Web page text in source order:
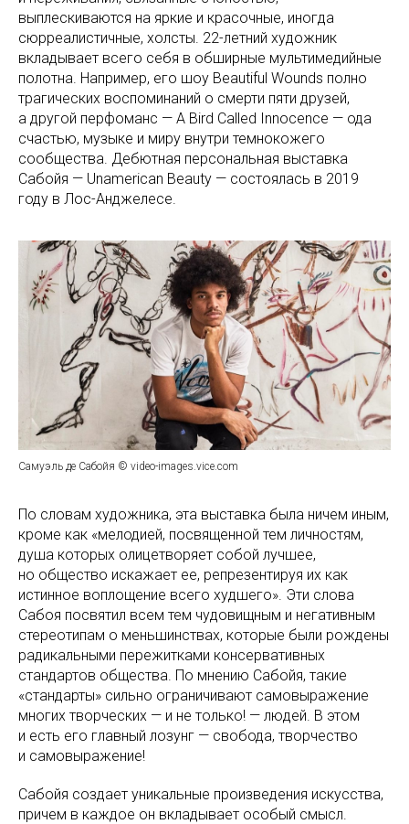
выплескиваются на яркие и красочные, иногда
сюрреалистичные, холсты. 22-летний художник
вкладывает всего себя в обширные мультимедийные
полотна. Например, его шоу Beautiful Wounds полно
трагических воспоминаний о смерти пяти друзей,
а другой перфоманс — A Bird Called Innocence — ода
счастью, музыке и миру внутри темнокожего
сообщества. Дебютная персональная выставка
Сабойя — Unamerican Beauty — состоялась в 2019
году в Лос-Анджелесе.
Самуэль де Сабойя © video-images.vice.com
По словам художника, эта выставка была ничем иным,
кроме как «мелодией, посвященной тем личностям,
душа которых олицетворяет собой лучшее,
но общество искажает ее, репрезентируя их как
истинное воплощение всего худшего». Эти слова
Сабоя посвятил всем тем чудовищным и негативным
стереотипам о меньшинствах, которые были рождены
радикальными пережитками консервативных
стандартов общества. По мнению Сабойя, такие
«стандарты» сильно ограничивают самовыражение
многих творческих — и не только! — людей. В этом
и есть его главный лозунг — свобода, творчество
и самовыражение!
Сабойя создает уникальные произведения искусства,
причем в каждое он вкладывает особый смысл.